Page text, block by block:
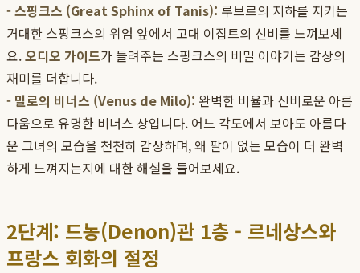
- 스핑크스 (Great Sphinx of Tanis): 루브르의 지하를 지키는
거대한 스핑크스의 위엄 앞에서 고대 이집트의 신비를 느껴보세
요.오디오 가이드가 들려주는 스핑크스의 비밀 이야기는 감상의
재미를 더합니다.
- 밀로의 비너스 (Venus de Milo): 완벽한 비율과 신비로운 아름
다움으로 유명한 비너스 상입니다. 어느 각도에서 보아도 아름다
운 그녀의 모습을 천천히 감상하며, 왜 팔이 없는 모습이 더 완벽
하게 느껴지는지에 대한 해설을 들어보세요.
2단계: 드농(Denon)관 1층 - 르네상스와
프랑스 회화의 절정